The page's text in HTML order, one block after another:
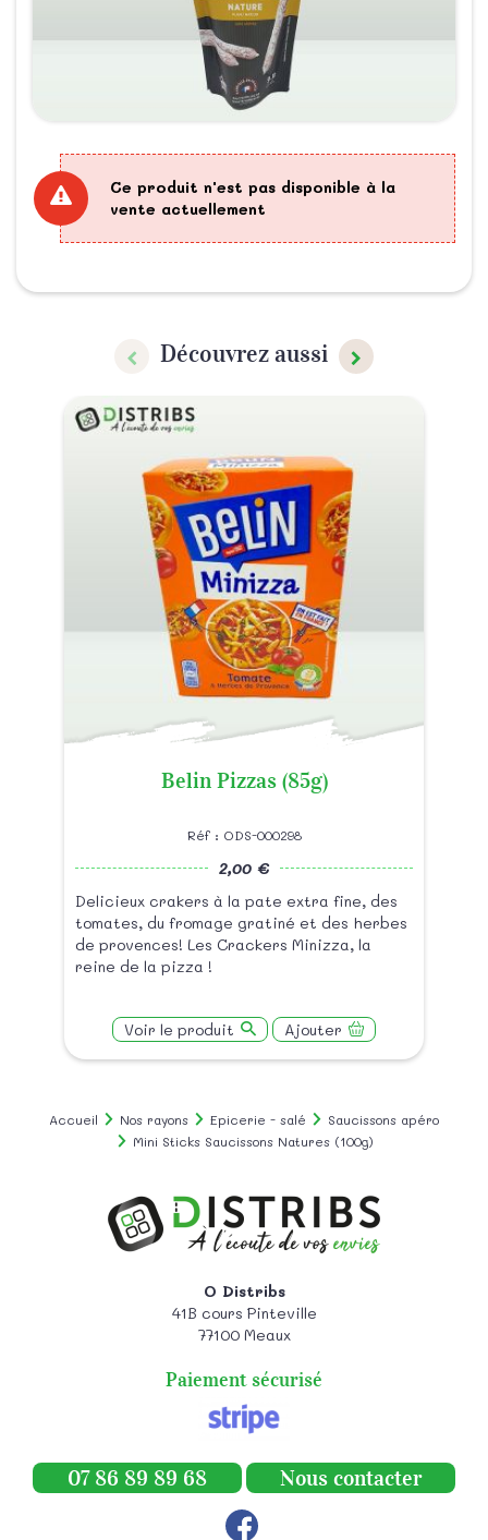
Ce produit n'est pas disponible à la
vente actuellement
Découvrez aussi
Belin Pizzas (85g)
Réf : ODS-000298
2,00 €
Delicieux crakers à la pate extra fine, des
tomates, du fromage gratiné et des herbes
de provences! Les Crackers Minizza, la
reine de la pizza !
Voir le produit Ajouter
Accueil Nos rayons Epicerie - salé
Saucissons apéro
Mini Sticks Saucissons Natures (100g)
O Distribs
41B cours Pinteville
77100 Meaux
Paiement sécurisé
07 86 89 89 68 Nous contacter